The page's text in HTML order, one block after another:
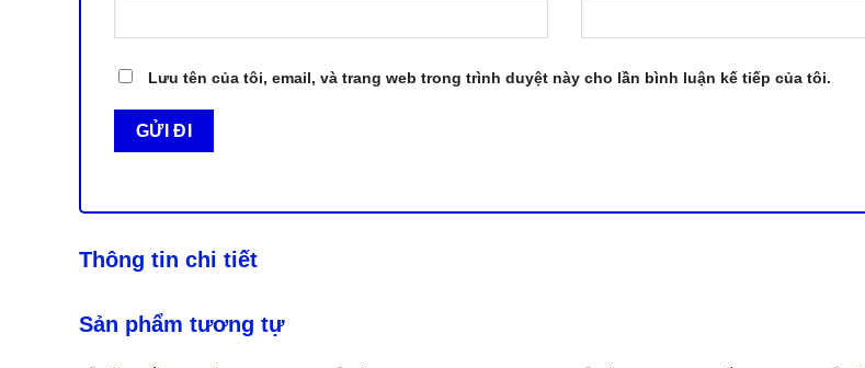
Lưu tên của tôi, email, và trang web trong trình duyệt này cho lần bình luận kế tiếp của tôi.
Thông tin chi tiết
Sản phẩm tương tự